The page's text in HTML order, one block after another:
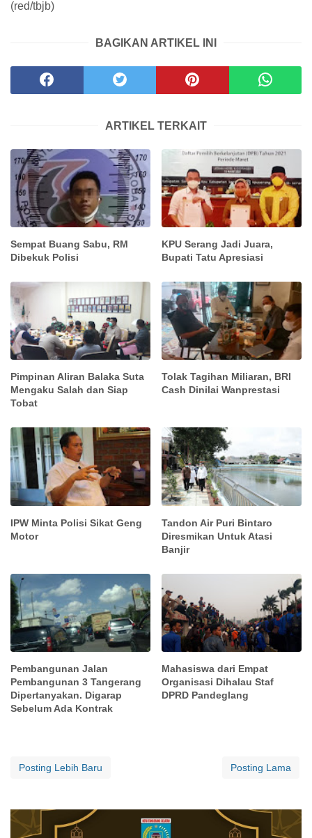
(red/tbjb)
BAGIKAN ARTIKEL INI
ARTIKEL TERKAIT
Sempat Buang Sabu, RM
Dibekuk Polisi
KPU Serang Jadi Juara,
Bupati Tatu Apresiasi
Pimpinan Aliran Balaka Suta
Mengaku Salah dan Siap
Tobat
Tolak Tagihan Miliaran, BRI
Cash Dinilai Wanprestasi
IPW Minta Polisi Sikat Geng
Motor
Tandon Air Puri Bintaro
Diresmikan Untuk Atasi
Banjir
Pembangunan Jalan
Pembangunan 3 Tangerang
Dipertanyakan. Digarap
Sebelum Ada Kontrak
Mahasiswa dari Empat
Organisasi Dihalau Staf
DPRD Pandeglang
Posting Lebih Baru Posting Lama